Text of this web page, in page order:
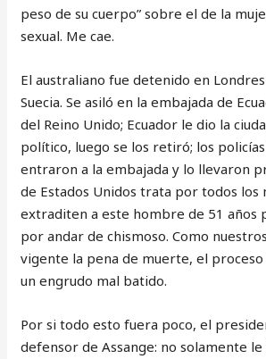
peso de su cuerpo” sobre el de la
sexual. Me cae.
El australiano fue detenido en
Suecia. Se asiló en la embajada de
del Reino Unido; Ecuador le dio la
político, luego se los retiró; los
entraron a la embajada y lo llevaron
de Estados Unidos trata por todos los
extraditen a este hombre de 51 años
por andar de chismoso. Como
vigente la pena de muerte, el
un engrudo mal batido.
Por si todo esto fuera poco, el
defensor de Assange: no solamente